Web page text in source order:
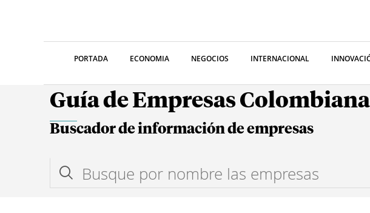
PORTADA ECONOMIA NEGOCIOS INTERNACIONAL
Guía de Empresas
Buscador de información de empresas